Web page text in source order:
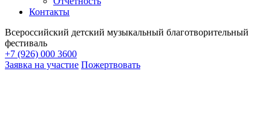
Контакты
Всероссийский детский музыкальный благотворительный
фестиваль
+7 (926) 000 3600
Заявка на участие Пожертвовать